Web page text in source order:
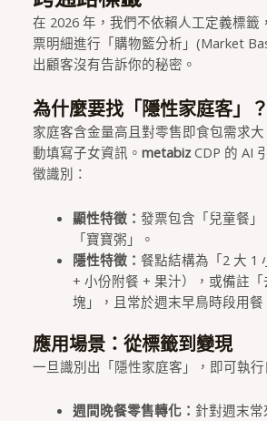
在 2026 年，我們不依賴人工定義標籤
票明細進行「購物籃分析」(Market
出顧客沒有告訴你的秘密。
為什麼要找「隱性家庭客」？
家庭客含金量高且對零售即食包需求
動填寫子女資訊。 metabizCDP 的 AI
徵識別：
顯性特徵： 發票包含「兒童餐」
「寶寶粥」。
隱性特徵： 餐點結構為「2 大 1
+ 小份附餐 + 果汁），或備註
塊」，且常於週末早鳥時段用餐
應用場景：從標籤到變現
一旦識別出「隱性家庭客」，即可執行
週間晚餐零售轉化： 針對週末